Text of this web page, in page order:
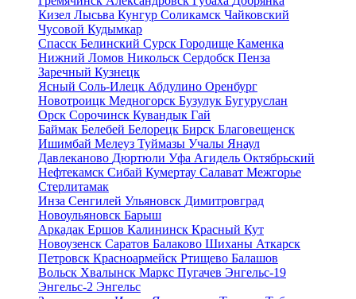
Кизел Лысьва Кунгур Соликамск Чайковский
Чусовой Кудымкар
Спасск Белинский Сурск Городище Каменка
Нижний Ломов Никольск Сердобск Пенза
Заречный Кузнецк
Ясный Соль-Илецк Абдулино Оренбург
Новотроицк Медногорск Бузулук Бугуруслан
Орск Сорочинск Кувандык Гай
Баймак Белебей Белорецк Бирск Благовещенск
Ишимбай Мелеуз Туймазы Учалы Янаул
Давлеканово Дюртюли Уфа Агидель Октябрьский
Нефтекамск Сибай Кумертау Салават Межгорье
Стерлитамак
Инза Сенгилей Ульяновск Димитровград
Новоульяновск Барыш
Аркадак Ершов Калининск Красный Кут
Новоузенск Саратов Балаково Шиханы Аткарск
Петровск Красноармейск Ртищево Балашов
Вольск Хвалынск Маркс Пугачев Энгельс-19
Энгельс-2 Энгельс